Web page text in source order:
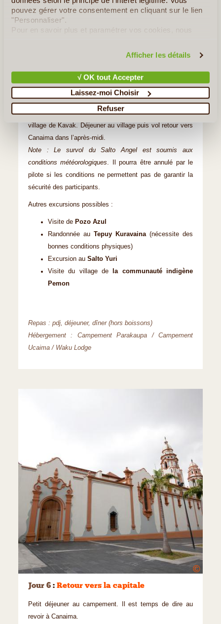
pouvez gérer votre consentement en cliquant sur le lien
"Personnaliser".
Pour en savoir plus et paramétrer vos cookies, nous
Afficher les détails
√ OK tout Accepter
Laissez-moi Choisir
Refuser
village indien de Kavak (45 min.). Nous survolons les
fabuleux paysages du parc de Canaima, l’impressionnant
Auyantepuy et le célèbre Salto Angel, la plus haute chute
(20min) à travers la savane nous emmène jusqu’à la
pour pénétrer à l’intérieur de la grotte et découvrir la
superbe cascade qui jaillit du fond. Un endroit rempli
d’une puissance surprenante… Après une agréable
baignade dans ces eaux vertueuses, nous rejoignons le
village de Kavak. Déjeuner au village puis vol retour vers
Canaima dans l’après-midi.
Note : Le survol du Salto Angel est soumis aux
conditions météorologiques. Il pourra être annulé par le
pilote si les conditions ne permettent pas de garantir la
sécurité des participants.
Autres excursions possibles :
Visite de Pozo Azul
Randonnée au Tepuy Kuravaina(nécessite des
bonnes conditions physiques)
Excursion au Salto Yuri
Visite du village de
la communauté indigène
Pemon
Repas : pdj, déjeuner, dîner (hors boissons)
Hébergement : Campement Parakaupa / Campement
Ucaima / Waku Lodge
©
Jour 6 : Retour vers la capitale
Petit déjeuner au campement. Il est temps de dire au
revoir à Canaima.